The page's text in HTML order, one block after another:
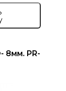
8мм. PR-